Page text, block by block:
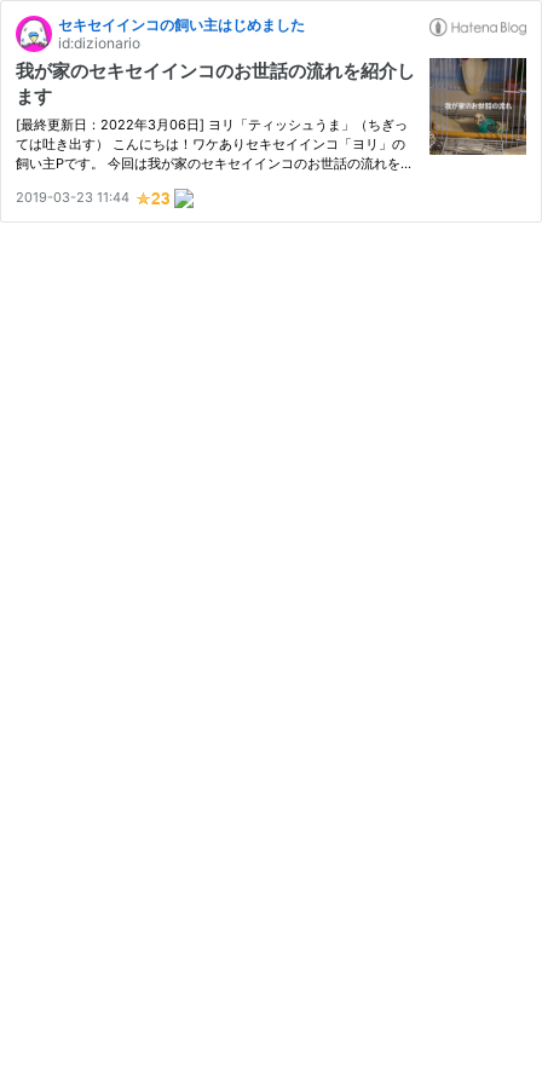
セキセイインコの飼い主はじめました
id:dizionario
我が家のセキセイインコのお世話の流れを紹介し
ます
[最終更新日：2022年3月06日] ヨリ「ティッシュうま」（ちぎっ
ては吐き出す） こんにちは！ワケありセキセイインコ「ヨリ」の
飼い主Pです。 今回は我が家のセキセイインコのお世話の流れをま
めたばかりの方やこれから飼おうと思っている方の参考になれば幸
い…
2019-03-23 11:44